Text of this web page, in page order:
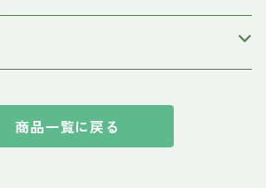
の柔軟剤
商品一覧に戻る